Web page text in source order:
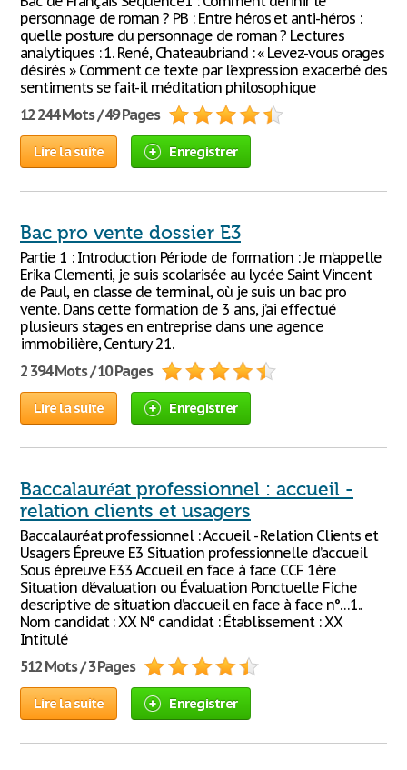
personnage de roman ? PB : Entre héros et anti-héros :
quelle posture du personnage de roman ? Lectures
analytiques : 1. René, Chateaubriand : « Levez-vous orages
désirés » Comment ce texte par l’expression exacerbé des
sentiments se fait-il méditation philosophique
12 244 Mots / 49 Pages
Lire la suite Enregistrer
Bac pro vente dossier E3
Partie 1 : Introduction Période de formation : Je m’appelle
Erika Clementi, je suis scolarisée au lycée Saint Vincent
de Paul, en classe de terminal, où je suis un bac pro
vente. Dans cette formation de 3 ans, j’ai effectué
plusieurs stages en entreprise dans une agence
immobilière, Century 21.
2 394 Mots / 10 Pages
Lire la suite Enregistrer
Baccalauréat professionnel : accueil -
relation clients et usagers
Baccalauréat professionnel : Accueil - Relation Clients et
Usagers Épreuve E3 Situation professionnelle d’accueil
Sous épreuve E33 Accueil en face à face CCF 1ère
Situation d’évaluation ou Évaluation Ponctuelle Fiche
descriptive de situation d’accueil en face à face n°…1..
Nom candidat : XX N° candidat : Établissement : XX
Intitulé
512 Mots / 3 Pages
Lire la suite Enregistrer